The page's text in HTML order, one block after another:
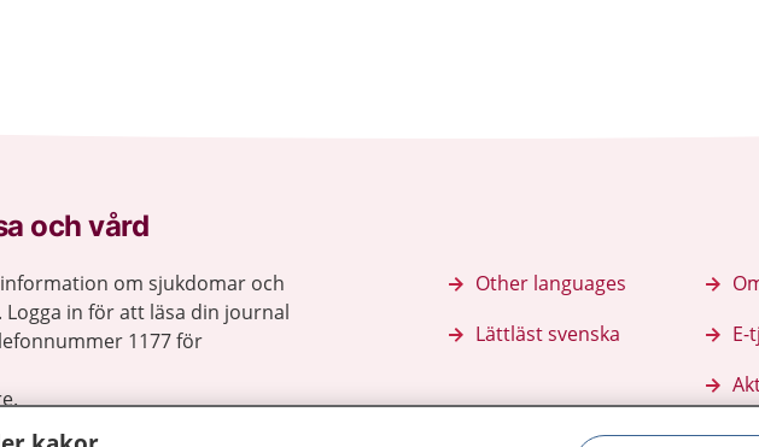
och vård
om sjukdomar och
in för att läsa din journal
1177 för
Other languages
Lättläst svenska
E-